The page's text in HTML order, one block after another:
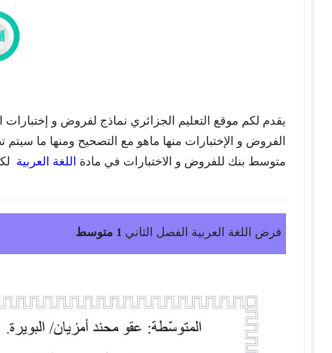
يقدم لكم موقع التعليم الجزائري نماذج لفروض و إختبارات
الفروض و الإختبارات منها ماهو مع التصحيح ومنها ما
متوسط بنك للفروض و الاختبارات في مادة اللغة العربية
فرض اللغة العربية الفصل الثاني 1 متوسط